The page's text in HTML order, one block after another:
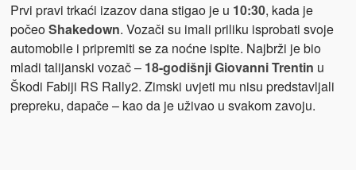
Prvi pravi trkaći izazov dana stigao je u 10:30, kada je
počeoShakedown. Vozači su imali priliku isprobati svoje
automobile i pripremiti se za noćne ispite. Najbrži je bio
mladi talijanski vozač – 18-godišnji Giovanni Trentin u
Škodi Fabiji RS Rally2. Zimski uvjeti mu nisu predstavljali
prepreku, dapače – kao da je uživao u svakom zavoju.